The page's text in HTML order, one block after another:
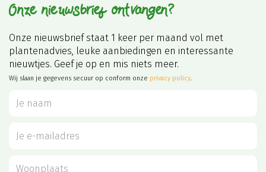
Onze nieuwsbrief ontvangen?
Onze nieuwsbrief staat 1 keer per maand vol met
plantenadvies, leuke aanbiedingen en interessante
nieuwtjes. Geef je op en mis niets meer.
Wij slaan je gegevens secuur op conform onze privacy policy.